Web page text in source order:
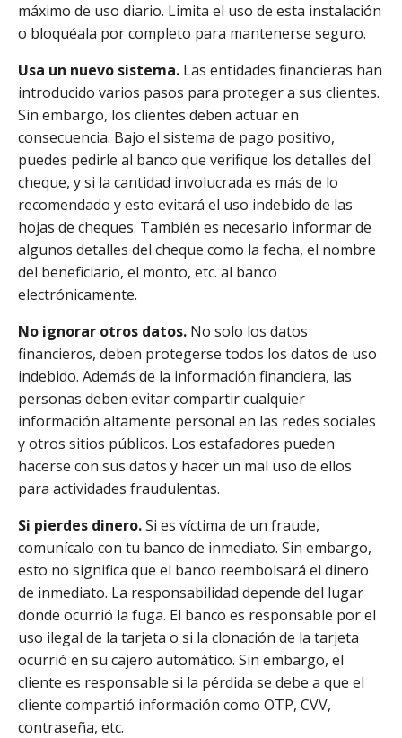
máximo de uso diario. Limita el uso de esta instalación
o bloquéala por completo para mantenerse seguro.
Usa un nuevo sistema. Las entidades financieras han
introducido varios pasos para proteger a sus clientes.
Sin embargo, los clientes deben actuar en
consecuencia. Bajo el sistema de pago positivo,
puedes pedirle al banco que verifique los detalles del
cheque, y si la cantidad involucrada es más de lo
recomendado y esto evitará el uso indebido de las
hojas de cheques. También es necesario informar de
algunos detalles del cheque como la fecha, el nombre
del beneficiario, el monto, etc. al banco
electrónicamente.
No ignorar otros datos. No solo los datos
financieros, deben protegerse todos los datos de uso
indebido. Además de la información financiera, las
personas deben evitar compartir cualquier
información altamente personal en las redes sociales
y otros sitios públicos. Los estafadores pueden
hacerse con sus datos y hacer un mal uso de ellos
para actividades fraudulentas.
Si pierdes dinero.Si es víctima de un fraude,
comunícalo con tu banco de inmediato. Sin embargo,
esto no significa que el banco reembolsará el dinero
de inmediato. La responsabilidad depende del lugar
donde ocurrió la fuga. El banco es responsable por el
uso ilegal de la tarjeta o si la clonación de la tarjeta
ocurrió en su cajero automático. Sin embargo, el
cliente es responsable si la pérdida se debe a que el
cliente compartió información como OTP, CVV,
contraseña, etc.